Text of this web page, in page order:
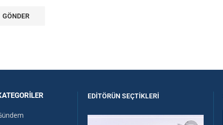
EDITÖRÜN SEÇTIKLERI